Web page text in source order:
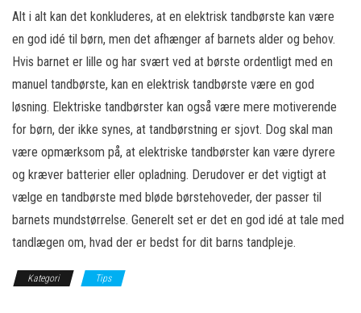
Alt i alt kan det konkluderes, at en elektrisk tandbørste kan være
en god idé til børn, men det afhænger af barnets alder og behov.
Hvis barnet er lille og har svært ved at børste ordentligt med en
manuel tandbørste, kan en elektrisk tandbørste være en god
løsning. Elektriske tandbørster kan også være mere motiverende
for børn, der ikke synes, at tandbørstning er sjovt. Dog skal man
være opmærksom på, at elektriske tandbørster kan være dyrere
og kræver batterier eller opladning. Derudover er det vigtigt at
vælge en tandbørste med bløde børstehoveder, der passer til
barnets mundstørrelse. Generelt set er det en god idé at tale med
tandlægen om, hvad der er bedst for dit barns tandpleje.
Kategori Tips